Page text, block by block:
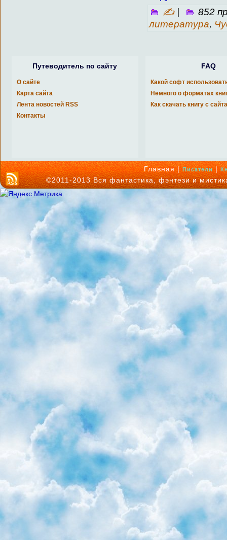
✍|
852
литература,
Путеводитель по сайту
О сайте
Карта сайта
Лента новостей RSS
Контакты
FAQ
Какой софт
Немного о форматах
Как скачать книгу с
Главная |Писатели|
©2011-2013 Вся фантастика, фэнтези и